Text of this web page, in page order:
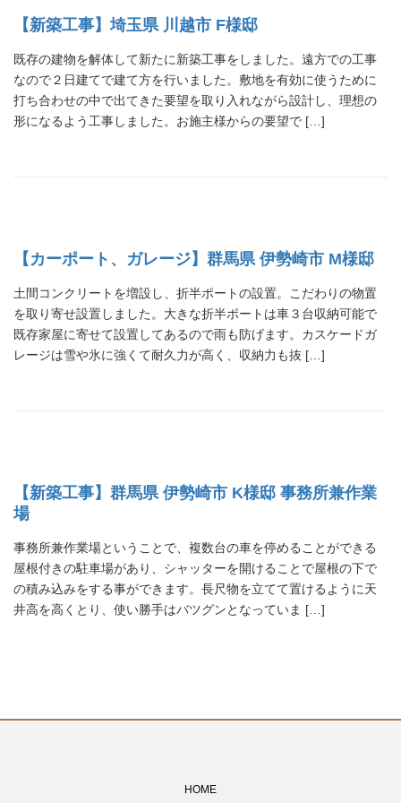
【新築工事】埼玉県 川越市 F様邸
既存の建物を解体して新たに新築工事をしました。遠方での工事
なので２日建てで建て方を行いました。敷地を有効に使うために
打ち合わせの中で出てきた要望を取り入れながら設計し、理想の
形になるよう工事しました。お施主様からの要望で […]
【カーポート、ガレージ】群馬県 伊勢崎市 M様邸
土間コンクリートを増設し、折半ポートの設置。こだわりの物置
を取り寄せ設置しました。大きな折半ポートは車３台収納可能で
既存家屋に寄せて設置してあるので雨も防げます。カスケードガ
レージは雪や氷に強くて耐久力が高く、収納力も抜 […]
【新築工事】群馬県 伊勢崎市 K様邸 事務所兼作業
場
事務所兼作業場ということで、複数台の車を停めることができる
屋根付きの駐車場があり、シャッターを開けることで屋根の下で
の積み込みをする事ができます。長尺物を立てて置けるように天
井高を高くとり、使い勝手はバツグンとなっていま […]
HOME